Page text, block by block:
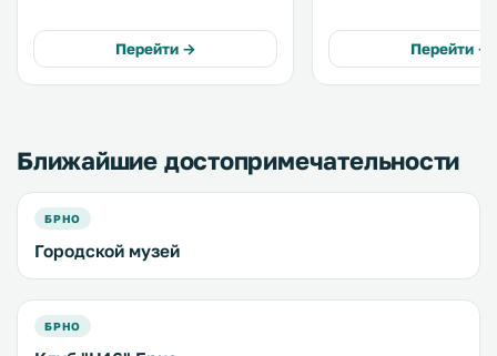
составляет 300 м. На территории
обустроена частная парковка. .
Перейти →
садовой мебелью и
принадлежностями
Также предоставляется
Перейти →
Ближайшие достопримечательности
БРНО
Городской музей
БРНО